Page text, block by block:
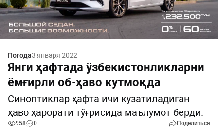
Погода3 января 2022
Янги ҳафтада ўзбекистонликларни
ёмғирли об-ҳаво кутмоқда
Синоптиклар ҳафта ичи кузатиладиган
ҳаво ҳарорати тўғрисида маълумот берди.
958 0 Поделиться